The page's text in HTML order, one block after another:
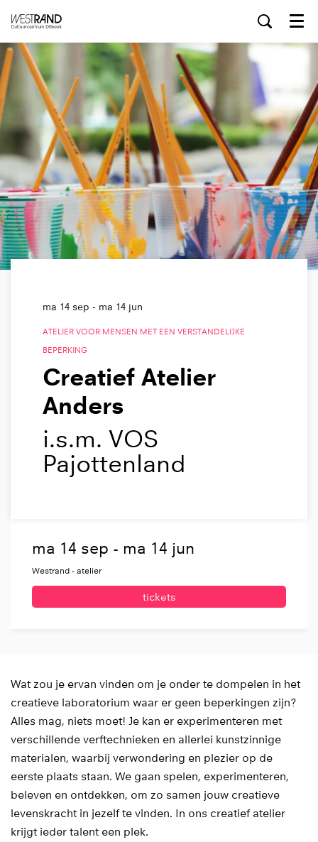
Menu
Creatief Atelier
Anders
i.s.m. VOS
Pajottenland
ATELIER VOOR MENSEN MET EEN VERSTANDELIJKE
BEPERKING
ma 14 sep - ma 14 jun
ma 14 sep - ma 14 jun
Westrand - atelier
tickets
Wat zou je ervan vinden om je onder te dompelen in het
creatieve laboratorium waar er geen beperkingen zijn?
Alles mag, niets moet! Je kan er experimenteren met
verschillende verftechnieken en allerlei kunstzinnige
materialen, waarbij verwondering en plezier op de
eerste plaats staan. We gaan spelen, experimenteren,
beleven en ontdekken, om zo samen jouw creatieve
levenskracht in jezelf te vinden. In ons creatief atelier
krijgt ieder talent een plek.